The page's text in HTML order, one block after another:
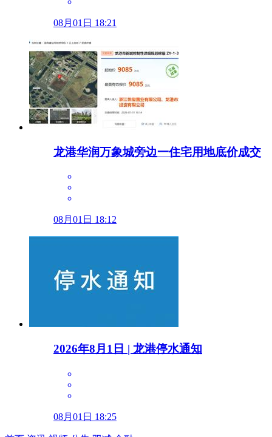
08月01日 18:21
龙港华润万象城旁边一住宅用地底价成交
08月01日 18:12
2026年8月1日 | 龙港停水通知
08月01日 18:25